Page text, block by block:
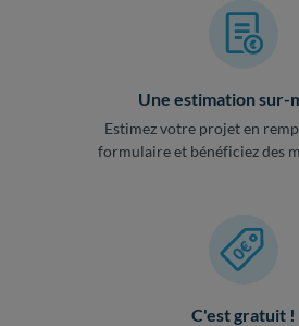
Une estimation sur-
Estimez votre projet en
formulaire et bénéficiez des
C'est gratuit !